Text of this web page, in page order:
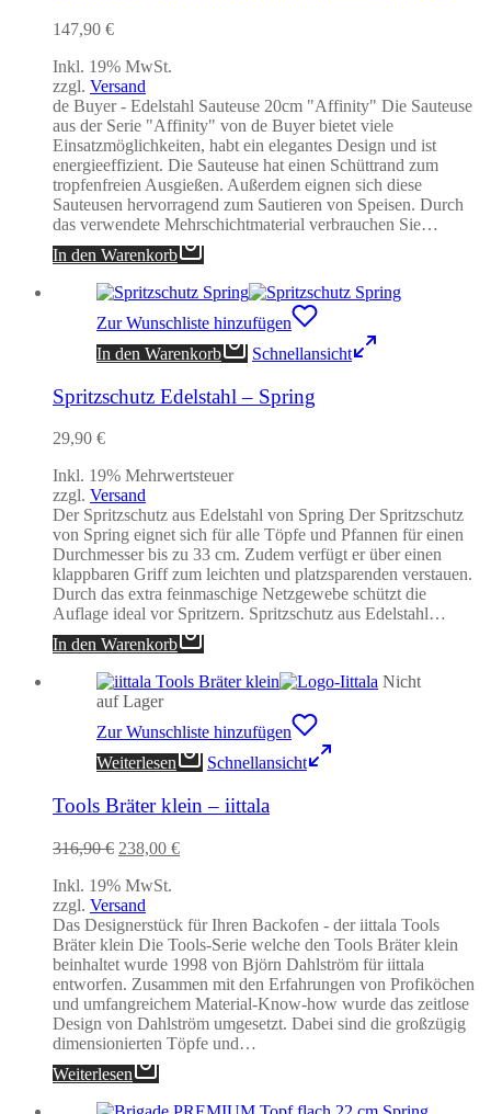
147,90 €
Inkl. 19% MwSt.
zzgl. Versand
de Buyer - Edelstahl Sauteuse 20cm "Affinity" Die Sauteuse
aus der Serie "Affinity" von de Buyer bietet viele
Einsatzmöglichkeiten, habt ein elegantes Design und ist
energieeffizient. Die Sauteuse hat einen Schüttrand zum
tropfenfreien Ausgießen. Außerdem eignen sich diese
Sauteusen hervorragend zum Sautieren von Speisen. Durch
das verwendete Mehrschichtmaterial verbrauchen Sie…
In den Warenkorb
Zur Wunschliste hinzufügen
In den Warenkorb
Schnellansicht
Spritzschutz Edelstahl – Spring
29,90 €
Inkl. 19% Mehrwertsteuer
zzgl. Versand
Der Spritzschutz aus Edelstahl von Spring Der Spritzschutz
von Spring eignet sich für alle Töpfe und Pfannen für einen
Durchmesser bis zu 33 cm. Zudem verfügt er über einen
klappbaren Griff zum leichten und platzsparenden verstauen.
Durch das extra feinmaschige Netzgewebe schützt die
Auflage ideal vor Spritzern. Spritzschutz aus Edelstahl…
In den Warenkorb
Nicht
auf Lager
Zur Wunschliste hinzufügen
Weiterlesen
Schnellansicht
Tools Bräter klein – iittala
316,90€ Ursprünglicher
war:
316,90 €
238,00 €Aktueller
Inkl. 19% MwSt.
zzgl. Versand
Das Designerstück für Ihren Backofen - der iittala Tools
Bräter klein Die Tools-Serie welche den Tools Bräter klein
beinhaltet wurde 1998 von Björn Dahlström für iittala
entworfen. Zusammen mit den Erfahrungen von Profiköchen
und umfangreichem Material-Know-how wurde das zeitlose
Design von Dahlström umgesetzt. Dabei sind die großzügig
dimensionierten Töpfe und…
Weiterlesen